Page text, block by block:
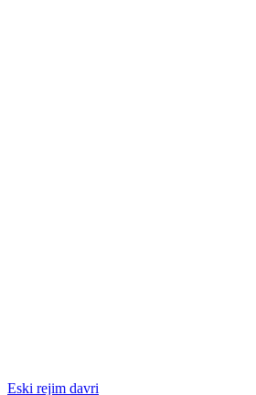
Eski rejim davri